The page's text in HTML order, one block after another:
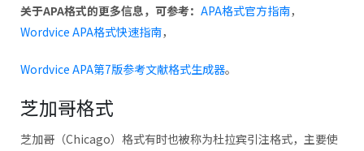
关于APA格式的更多信息，可参考： APA格式官方指南，
Wordvice APA格式快速指南，
Wordvice APA第7版参考文献格式生成器。
芝加哥格式
芝加哥（Chicago）格式有时也被称为杜拉宾引注格式，主要使